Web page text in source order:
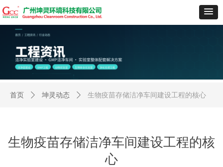
生物疫苗存储洁净车间建设工程的核
心
首页 ꄲ 坤灵动态 ꄲ 生物疫苗存储洁净车间建设工程的核心